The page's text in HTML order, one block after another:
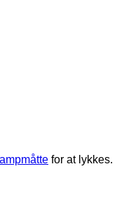
for at lykkes.